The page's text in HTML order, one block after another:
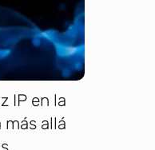
IP en la
más allá